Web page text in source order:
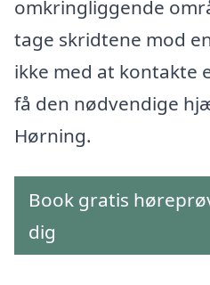
omkringliggende
tage skridtene mod
ikke med at kontakte
få den nødvendige
Hørning.
Book gratis
dig